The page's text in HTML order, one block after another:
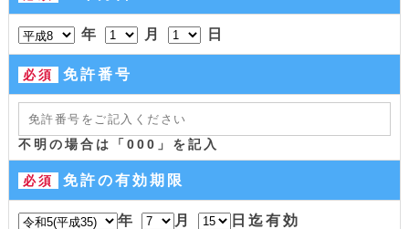
年 月 日
必須 免許番号
不明の場合は「000」を記入
必須 免許の有効期限
年 月
日迄有効